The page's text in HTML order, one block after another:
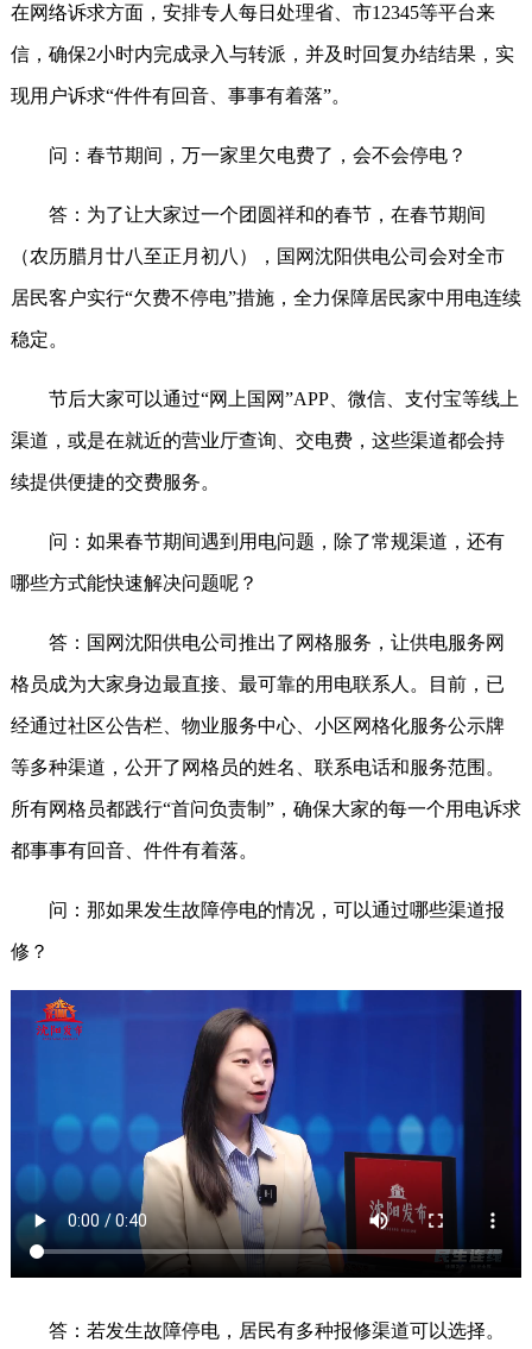
在网络诉求方面，安排专人每日处理省、市12345等平台来
信，确保2小时内完成录入与转派，并及时回复办结结果，实
现用户诉求“件件有回音、事事有着落”。
问：春节期间，万一家里欠电费了，会不会停电？
答：为了让大家过一个团圆祥和的春节，在春节期间
（农历腊月廿八至正月初八），国网沈阳供电公司会对全市
居民客户实行“欠费不停电”措施，全力保障居民家中用电连续
稳定。
节后大家可以通过“网上国网”APP、微信、支付宝等线上
渠道，或是在就近的营业厅查询、交电费，这些渠道都会持
续提供便捷的交费服务。
问：如果春节期间遇到用电问题，除了常规渠道，还有
哪些方式能快速解决问题呢？
答：国网沈阳供电公司推出了网格服务，让供电服务网
格员成为大家身边最直接、最可靠的用电联系人。目前，已
经通过社区公告栏、物业服务中心、小区网格化服务公示牌
等多种渠道，公开了网格员的姓名、联系电话和服务范围。
所有网格员都践行“首问负责制”，确保大家的每一个用电诉求
都事事有回音、件件有着落。
问：那如果发生故障停电的情况，可以通过哪些渠道报
修？
答：若发生故障停电，居民有多种报修渠道可以选择。